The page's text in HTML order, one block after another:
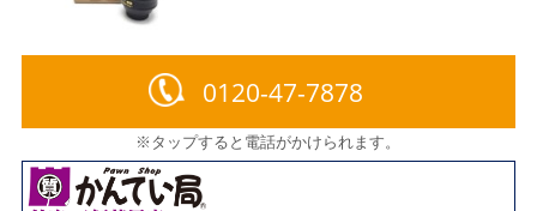
0120-47-7878
※タップすると電話がかけられます。